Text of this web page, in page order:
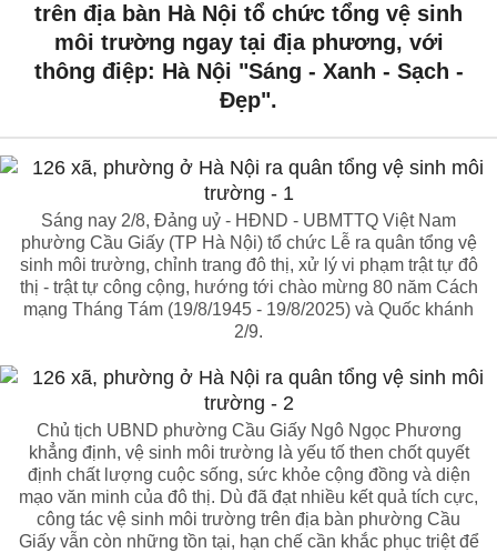
trên địa bàn Hà Nội tổ chức tổng vệ sinh
môi trường ngay tại địa phương, với
thông điệp: Hà Nội "Sáng - Xanh - Sạch -
Đẹp".
Sáng nay 2/8, Đảng uỷ - HĐND - UBMTTQ Việt Nam
phường Cầu Giấy (TP Hà Nội) tổ chức Lễ ra quân tổng vệ
sinh môi trường, chỉnh trang đô thị, xử lý vi phạm trật tự đô
thị - trật tự công cộng, hướng tới chào mừng 80 năm Cách
mạng Tháng Tám (19/8/1945 - 19/8/2025) và Quốc khánh
2/9.
Chủ tịch UBND phường Cầu Giấy Ngô Ngọc Phương
khẳng định, vệ sinh môi trường là yếu tố then chốt quyết
định chất lượng cuộc sống, sức khỏe cộng đồng và diện
mạo văn minh của đô thị. Dù đã đạt nhiều kết quả tích cực,
công tác vệ sinh môi trường trên địa bàn phường Cầu
Giấy vẫn còn những tồn tại, hạn chế cần khắc phục triệt để